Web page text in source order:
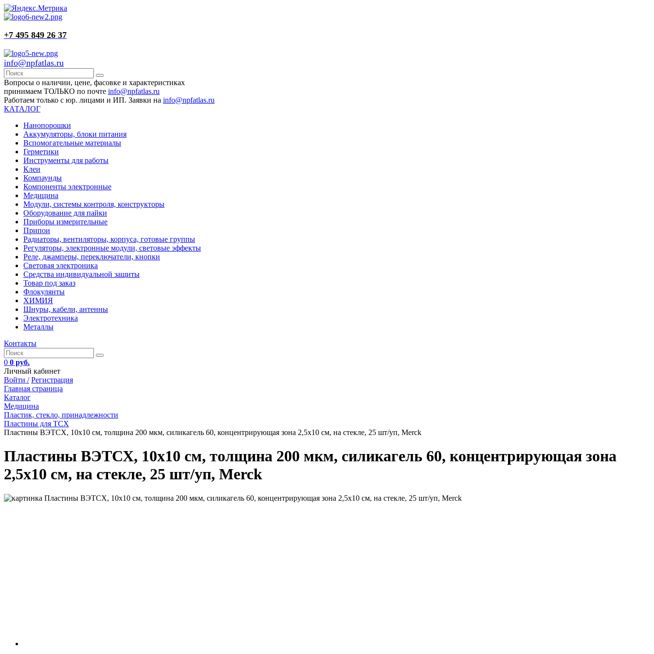
+7 495 849 26 37
info@npfatlas.ru
Вопросы о наличии, цене, фасовке и характеристиках
принимаем ТОЛЬКО по почте info@npfatlas.ru
Работаем только с юр. лицами и ИП. Заявки на info@npfatlas.ru
КАТАЛОГ
Нанопорошки
Аккумуляторы, блоки питания
Вспомогательные материалы
Герметики
Инструменты для работы
Клеи
Компаунды
Компоненты электронные
Медицина
Модули, системы контроля, конструкторы
Оборудование для пайки
Приборы измерительные
Припои
Радиаторы, вентиляторы, корпуса, готовые группы
Регуляторы, электронные модули, световые эффекты
Реле, джамперы, переключатели, кнопки
Световая электроника
Средства индивидуальной защиты
Товар под заказ
Флокулянты
ХИМИЯ
Шнуры, кабели, антенны
Электротехника
Металлы
Контакты
0 0 руб.
Личный кабинет
Войти / Регистрация
Главная страница
Каталог
Медицина
Пластик, стекло, принадлежности
Пластины для ТСХ
Пластины ВЭТСХ, 10х10 см, толщина 200 мкм, силикагель 60, концентрирующая зона 2,5х10 см, на стекле, 25 шт/уп, Merck
Пластины ВЭТСХ, 10х10 см, толщина 200 мкм, силикагель 60, концентрирующая зона
2,5х10 см, на стекле, 25 шт/уп, Merck